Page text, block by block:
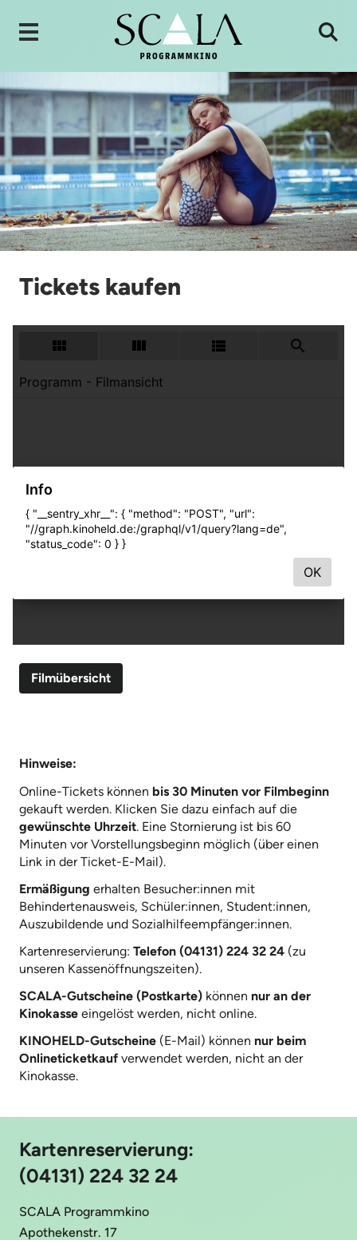
Tickets kaufen
Filmübersicht
Hinweise:
Online-Tickets können bis 30 Minuten vor Filmbeginn
gekauft werden. Klicken Sie dazu einfach auf die
gewünschte Uhrzeit. Eine Stornierung ist bis 60
Minuten vor Vorstellungsbeginn möglich (über einen
Link in der Ticket-E-Mail).
Ermäßigung erhalten Besucher:innen mit
Behindertenausweis, Schüler:innen, Student:innen,
Auszubildende und Sozialhilfeempfänger:innen.
Kartenreservierung: Telefon (04131) 224 32 24 (zu
unseren Kassenöffnungszeiten).
SCALA-Gutscheine (Postkarte) können nur an der
Kinokasse eingelöst werden, nicht online.
KINOHELD-Gutscheine (E-Mail) können nur beim
Onlineticketkauf verwendet werden, nicht an der
Kinokasse.
Kartenreservierung:
(04131) 224 32 24
SCALA Programmkino
Apothekenstr. 17